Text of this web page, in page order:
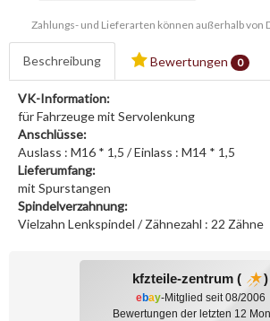
Zahlungs- und Lieferarten können außerhalb von
Beschreibung Bewertungen 0
VK-Information:
für Fahrzeuge mit Servolenkung
Anschlüsse:
Auslass : M16 * 1,5 / Einlass : M14 * 1,5
Lieferumfang:
mit Spurstangen
Spindelverzahnung:
Vielzahn Lenkspindel / Zähnezahl : 22 Zähne
kfzteile-zentrum ( )
ebay-Mitglied seit 08/2006
Bewertungen der letzten 12